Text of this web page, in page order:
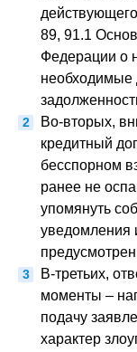
89, 91.1
Федерации о
Во-вторых,
кредитный
бесспорном
ранее не
упомянуть
уведомления
В-третьих,
моменты –
подачу
характер